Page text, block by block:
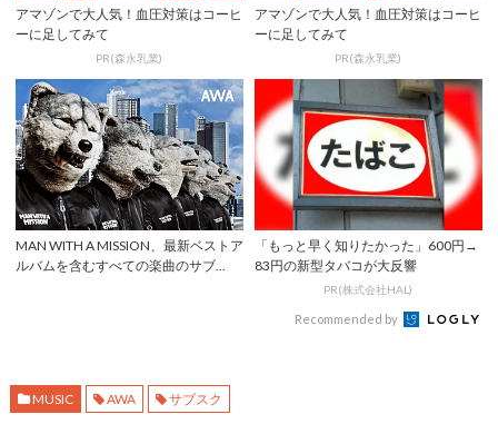
アマゾンで大人気！血圧対策はコーヒ
ーに足してみて
PR(森永乳業)
アマゾンで大人気！血圧対策はコーヒ
ーに足してみて
PR(森永乳業)
MAN WITH A MISSION、最新ベストア
ルバムを含むすべての楽曲のサブ...
「もっと早く知りたかった」600円→
83円の新型タバコが大反響
PR(株式会社HAL)
Recommended by
MUSIC AWA サブスク